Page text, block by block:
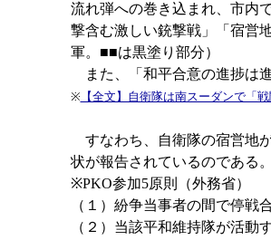
流れ弾への巻き込まれ、市内
撃含む激しい銃撃戦」「宿営
軍。■■は黒塗り部分）
また、「和平合意の進捗は
※【全文】自衛隊は南スーダンで「
すなわち、自衛隊の宿営地
状が報告されているのである
※PKO参加5原則（外務省）
（１）紛争当事者の間で停戦
（２）当該平和維持隊が活動